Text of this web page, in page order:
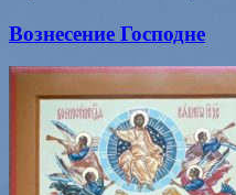
Вознесение Господне